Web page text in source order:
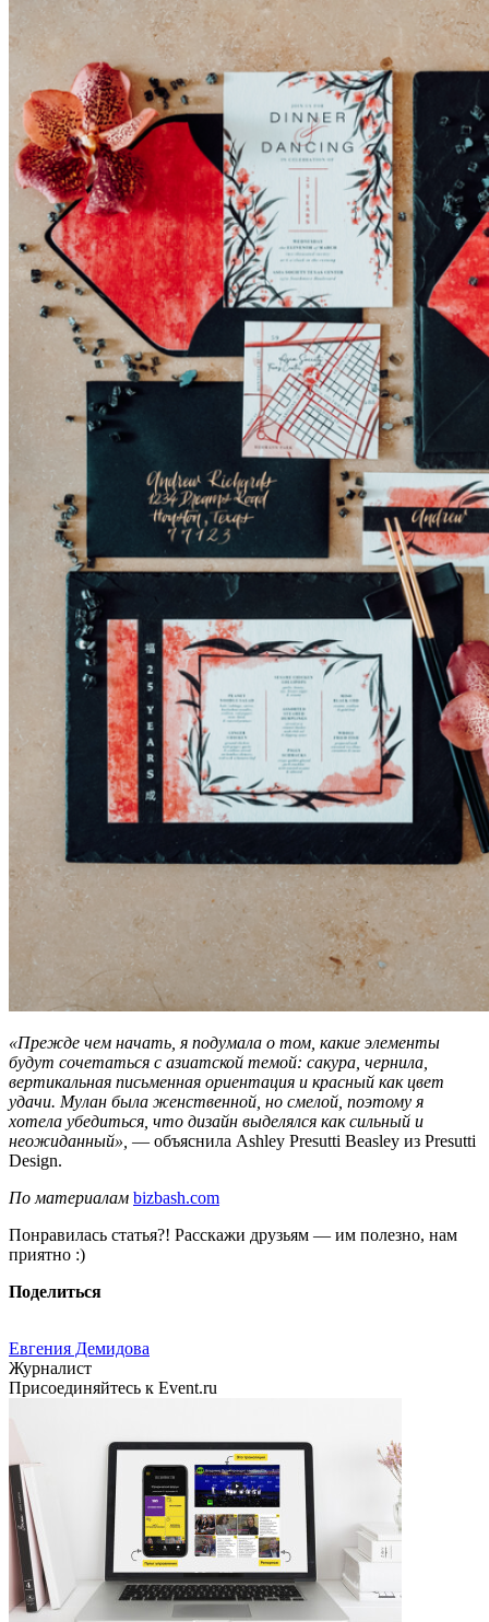
«Прежде чем начать, я подумала о том, какие элементы
будут сочетаться с азиатской темой: сакура, чернила,
вертикальная письменная ориентация и красный как цвет
удачи. Мулан была женственной, но смелой, поэтому я
хотела убедиться, что дизайн выделялся как сильный и
неожиданный», — объяснила Ashley Presutti Beasley из Presutti
Design.
По материалам bizbash.com
Понравилась статья?! Расскажи друзьям — им полезно, нам
приятно :)
Поделиться
Евгения Демидова
Журналист
Присоединяйтесь к Event.ru